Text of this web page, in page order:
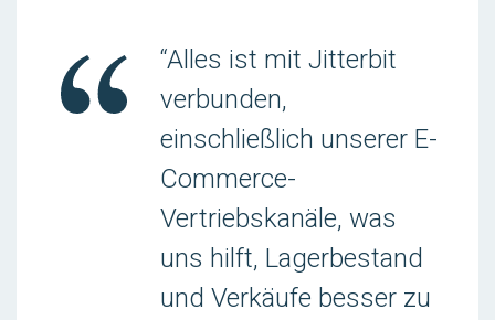
“Alles ist mit Jitterbit
verbunden,
einschließlich unserer E-
Commerce-
Vertriebskanäle, was
uns hilft, Lagerbestand
und Verkäufe besser zu